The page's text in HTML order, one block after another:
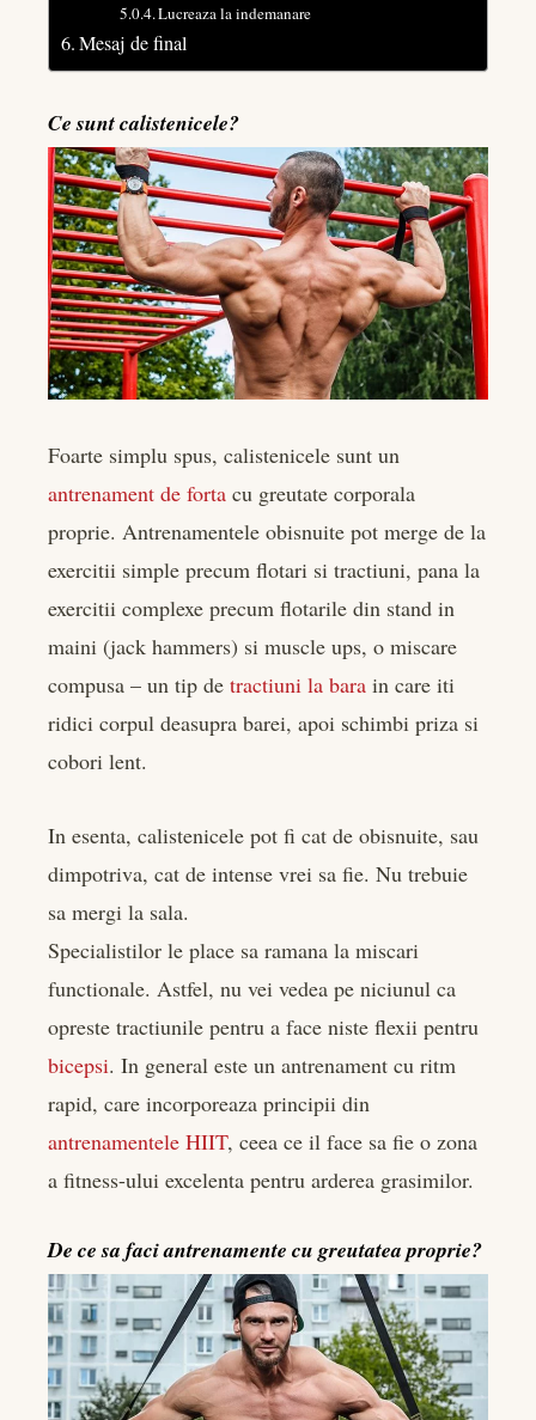
Lucreaza la indemanare
Mesaj de final
Ce sunt calistenicele?
Foarte simplu spus, calistenicele sunt un
antrenament de forta cu greutate corporala
proprie. Antrenamentele obisnuite pot merge de la
exercitii simple precum flotari si tractiuni, pana la
exercitii complexe precum flotarile din stand in
maini (jack hammers) si muscle ups, o miscare
compusa – un tip de tractiuni la bara in care iti
ridici corpul deasupra barei, apoi schimbi priza si
cobori lent.
In esenta, calistenicele pot fi cat de obisnuite, sau
dimpotriva, cat de intense vrei sa fie. Nu trebuie
sa mergi la sala.
Specialistilor le place sa ramana la miscari
functionale. Astfel, nu vei vedea pe niciunul ca
opreste tractiunile pentru a face niste flexii pentru
bicepsi. In general este un antrenament cu ritm
rapid, care incorporeaza principii din
antrenamentele HIIT, ceea ce il face sa fie o zona
a fitness-ului excelenta pentru arderea grasimilor.
De ce sa faci antrenamente cu greutatea proprie?